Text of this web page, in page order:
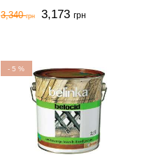
3,340грн 3,173 грн
-5%